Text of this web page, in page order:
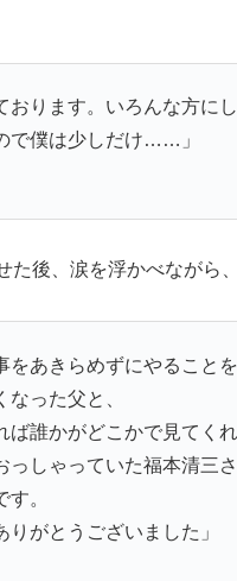
おります。いろんな方に
で僕は少しだけ……」
た後、涙を浮かべながら、
をあきらめずにやること
なった父と、
ば誰かがどこかで見てく
っしゃっていた福本清三
。
りがとうございました」